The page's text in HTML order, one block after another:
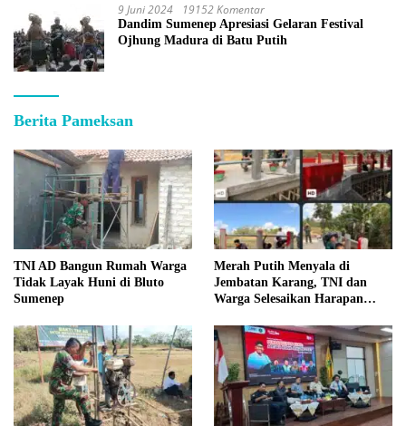
9 Juni 2024 19152 Komentar
Dandim Sumenep Apresiasi Gelaran Festival
Ojhung Madura di Batu Putih
Berita Pameksan
TNI AD Bangun Rumah Warga
Tidak Layak Huni di Bluto
Sumenep
Merah Putih Menyala di
Jembatan Karang, TNI dan
Warga Selesaikan Harapan